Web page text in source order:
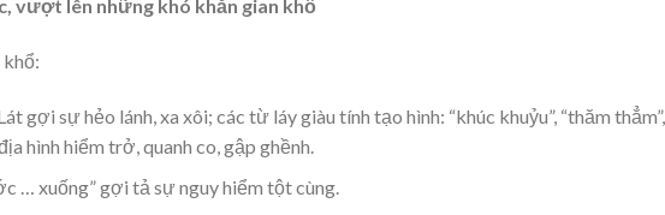
vượt lên những khó khăn gian khổ
khổ:
gợi sự hẻo lánh, xa xôi; các từ láy giàu tính tạo hình: “khúc khuỷu”, “thăm thẳm”,
hình hiểm trở, quanh co, gập ghềnh.
… xuống” gợi tả sự nguy hiểm tột cùng.